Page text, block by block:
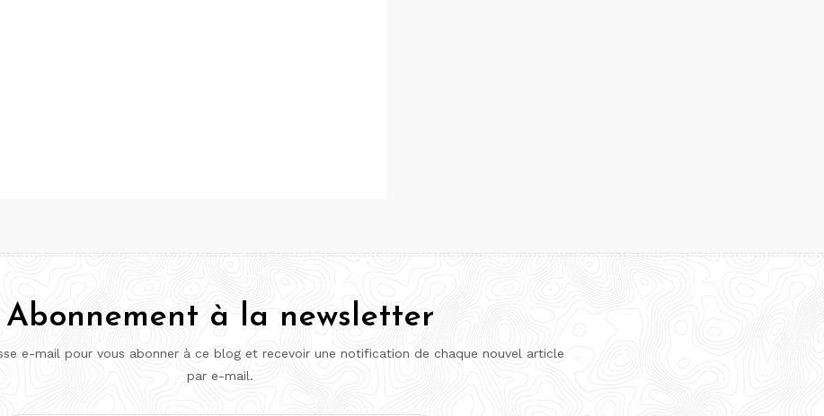
Abonnement à la newsletter
e-mail pour vous abonner à ce blog et recevoir une notification de chaque nouvel article
par e-mail.